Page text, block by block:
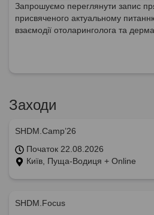
Запрошуємо переглянути запис
присвяченого актуальному
взаємодії отоларинголога та
Заходи
SHDM.Camp’26
Початок 22.08.2026
Київ, Пуща-Водиця + Online
SHDM.Focus